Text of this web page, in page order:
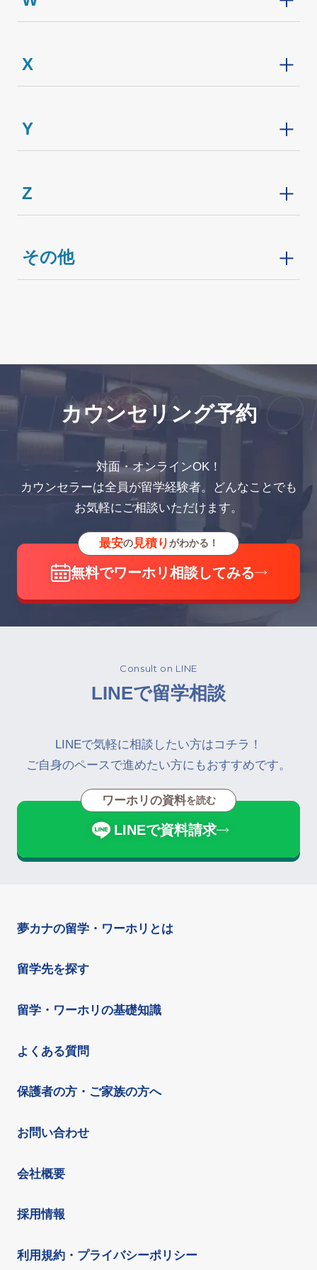
X
Y
Z
その他
カウンセリング予約
対面・オンラインOK！
カウンセラーは全員が留学経験者。どんなことでも
お気軽にご相談いただけます。
最安の見積りがわかる！
無料でワーホリ相談してみる
Consult on LINE
LINEで留学相談
LINEで気軽に相談したい方はコチラ！
ご自身のペースで進めたい方にもおすすめです。
ワーホリの資料を読む
LINEで資料請求
夢カナの留学・ワーホリとは
留学先を探す
留学・ワーホリの基礎知識
よくある質問
保護者の方・ご家族の方へ
お問い合わせ
会社概要
採用情報
利用規約・プライバシーポリシー